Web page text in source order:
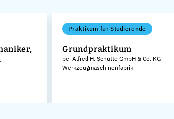
Praktikum für Studierende
Grundpraktikum
bei Alfred H. Schütte GmbH & Co. KG
Werkzeugmaschinenfabrik